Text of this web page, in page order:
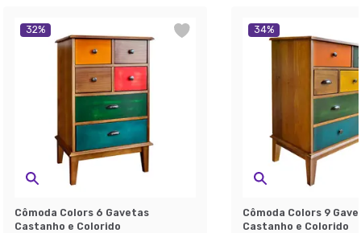
32%
Cômoda Colors 6 Gavetas
Castanho e Colorido
34%
Cômoda Colors 9
Castanho e Colorido